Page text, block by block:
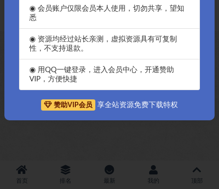
Copyright © 2018-2026 OK源码中国资源网 -All rights reserved|
首页 排名 最新 我的 顶部
◉ 会员账户仅限会员本人使用，切勿共享，望知
悉
◉ 资源均经过站长亲测，虚拟资源具有可复制
性，不支持退款。
◉ 用QQ一键登录，进入会员中心，开通赞助
VIP，方便快捷
赞助VIP会员 享全站资源免费下载特权